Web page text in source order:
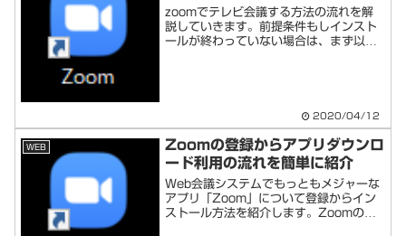
zoomでテレビ会議する方法の流れを解
説していきます。前提条件もしインスト
ールが終わっていない場合は、まず以下
2020/04/12
WEB
Zoomの登録からアプリダウンロ
ード利用の流れを簡単に紹介
Web会議システムでもっともメジャーな
アプリ「Zoom」について登録からイン
ストール方法を紹介します。Zoomの登